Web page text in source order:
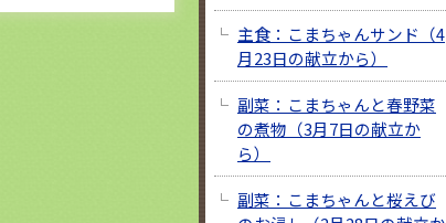
主食：こまちゃんサンド（4
月23日の献立から）
副菜：こまちゃんと春野菜
の煮物（3月7日の献立か
ら）
副菜：こまちゃんと桜えび